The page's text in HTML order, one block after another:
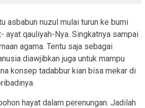
asbabun nuzul mulai turun ke bumi
ayat qauliyah-Nya. Singkatnya sampai
agama. Tentu saja sebagai
diawjibkan juga untuk mampu
konsep tadabbur kian bisa mekar di
hayat dalam perenungan. Jadilah